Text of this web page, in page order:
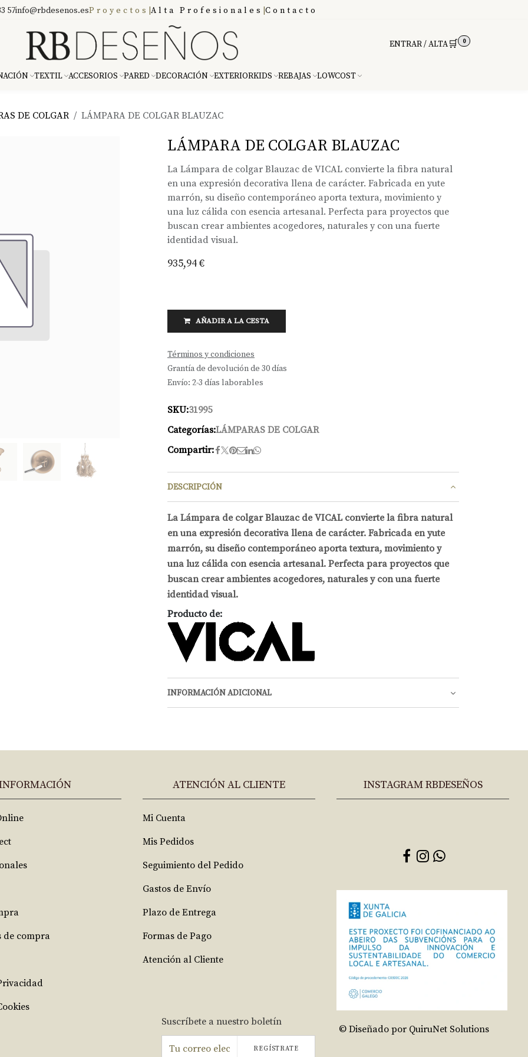
57info@rbdesenos.esProyectos Alta Profesionales Contacto
ENTRAR / ALTA🛒 0
TEXTIL ACCESORIOS PARED DECORACIÓN EXTERIORKIDS REBAJAS LOWCOST
DE COLGAR LÁMPARA DE COLGAR BLAUZAC
LÁMPARA DE COLGAR BLAUZAC
La Lámpara de colgar Blauzac de VICAL convierte la fibra natural
en una expresión decorativa llena de carácter. Fabricada en yute
marrón, su diseño contemporáneo aporta textura, movimiento y
una luz cálida con esencia artesanal. Perfecta para proyectos que
buscan crear ambientes acogedores, naturales y con una fuerte
identidad visual.
935,94€
AÑADIR A LA CESTA
Términos y condiciones
Grantía de devolución de 30 días
Envío: 2-3 días laborables
SKU:31995
Categorías:LÁMPARAS DE COLGAR
Compartir:
DESCRIPCIÓN
La Lámpara de colgar Blauzac de VICAL convierte la fibra natural
en una expresión decorativa llena de carácter. Fabricada en yute
marrón, su diseño contemporáneo aporta textura, movimiento y
una luz cálida con esencia artesanal. Perfecta para proyectos que
buscan crear ambientes acogedores, naturales y con una fuerte
identidad visual.
Producto de:
INFORMACIÓN ADICIONAL
de compra
ATENCIÓN AL CLIENTE
Mi Cuenta
Mis Pedidos
Seguimiento del Pedido
Gastos de Envío
Plazo de Entrega
Formas de Pago
Atención al Cliente
Suscríbete a nuestro boletín
REGÍSTRATE
INSTAGRAM RBDESEÑOS
© Diseñado por QuiruNet Solutions